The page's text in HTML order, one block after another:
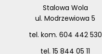
Stalowa Wola
ul. Modrzewiowa 5
tel. kom. 604 442 530
tel. 15 844 05 11